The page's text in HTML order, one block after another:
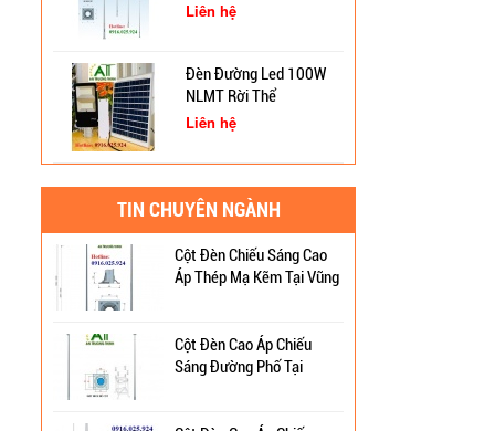
Kiểu K212
Liên hệ
Đèn Đường Led 100W
NLMT Rời Thể
Liên hệ
Đèn Đường Led Cao Áp
Philips 100W, 150W,
120W ATT
Liên hệ
Philips
Liên hệ
TIN CHUYÊN NGÀNH
Sáng Cao Áp Tại TP. Tam
Trụ Thép Mạ Nhúng Kẽm
Nóng
Quy Trình Mạ Nhúng Kẽm
Nóng Trụ Đèn Chiếu Sáng
Cao Áp
Cột Đèn Chiếu Sáng Cao
Áp Thép Mạ Kẽm Tại Vũng
Cột Đèn Cao Áp Chiếu
Sáng Đường Phố Tại